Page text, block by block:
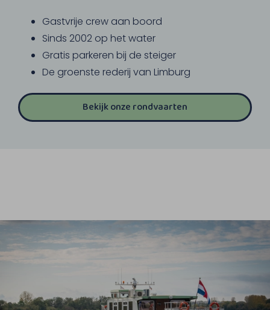
Gastvrije crew aan boord
Sinds 2002 op het water
Gratis parkeren bij de steiger
De groenste rederij van Limburg
Bekijk onze rondvaarten